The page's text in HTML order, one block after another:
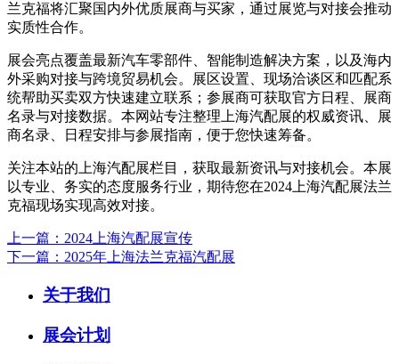
兰克福将汇聚国内外优质展商与买家，通过展览与对接会推动
实质性合作。
展会亮点覆盖最新汽车零部件、智能制造解决方案，以及海内
外采购对接与跨境贸易机会。展区设置、现场洽谈区和匹配系
统帮助买卖双方快速建立联系；参展商可获取官方日程、展商
名录与对接数据。本网站专注整理上海汽配展的权威资讯、展
商名录、日程安排与参展指南，便于您快速筹备。
关注本站的上海汽配展栏目，获取最新资讯与对接机会。本展
以专业、务实的态度服务行业，期待您在2024上海汽配展法兰
克福现场实现高效对接。
上一篇：2024上海汽配展宣传
下一篇：2025年上海法兰克福汽配展
关于我们
展会计划